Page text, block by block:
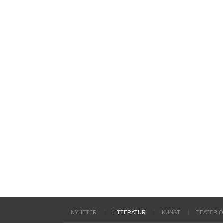
NYHETER LITTERATUR KUNST TEATER